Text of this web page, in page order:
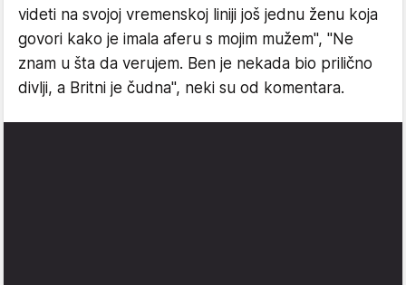
videti na svojoj vremenskoj liniji još jednu ženu koja
govori kako je imala aferu s mojim mužem", "Ne
znam u šta da verujem. Ben je nekada bio prilično
divlji, a Britni je čudna", neki su od komentara.